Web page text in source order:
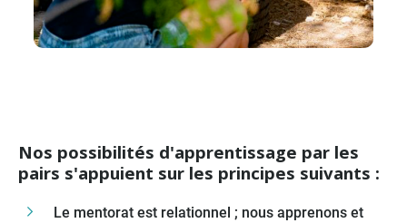
Nos possibilités d'apprentissage par les
pairs s'appuient sur les principes suivants :
Le mentorat est relationnel ; nous apprenons et